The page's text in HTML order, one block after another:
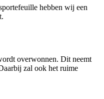
hebben wij een
overwonnen. Dit neemt
zal ook het ruime